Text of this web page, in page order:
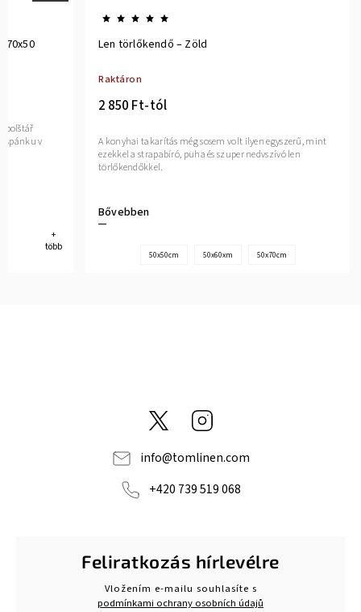
70x50
polštář
spánku v
+
több
Len törlőkendő – Zöld
Raktáron
2 850 Ft-tól
Bővebben
A konyhai takarítás még sosem volt ilyen egyszerű, mint
ezekkel a strapabíró, puha és szuper nedvszívó len
törlőkendőkkel.
50x50cm 50x60xm 50x70cm
@tom_linen
info@tomlinen.com
+420 739 519 068
Feliratkozás hírlevélre
Vložením e-mailu souhlasíte s
podmínkami ochrany osobních údajů